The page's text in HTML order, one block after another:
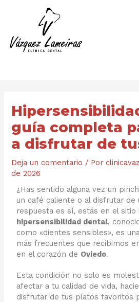
guía completa
a disfrutar de
Deja un comentario / Por
de 2026
¿Has sentido alguna vez un
un café caliente o al disfrutar de
respuesta es sí, estás en el sitio
hipersensibilidad dental,
como «dientes sensibles», es
más frecuentes que recibimos
en el corazón de Oviedo.
Esta condición no solo es
afectar a tu calidad de vida,
disfrutar de tus platos favoritos